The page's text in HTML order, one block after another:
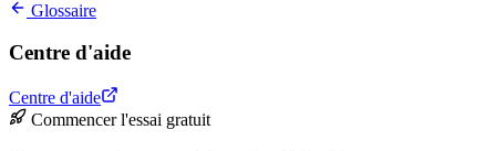
Glossaire
Centre d'aide
Centre d'aide
Commencer l'essai gratuit